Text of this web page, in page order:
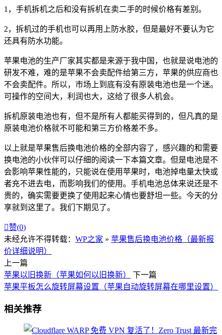
1，手机拆机之后和没有拆机在卖二手的时候价格有差别。
2，拆机过的手机也可以再用上防水胶，但是最好不要认为它
还具有防水功能。
苹果电池的生产厂家其实都是来源于我中国，也就是说电池的
研发不难，难的是苹果不会卖配件给第三方，苹果的供应商也
不会卖配件。所以，市场上到底有没有原装电池也是一个迷。
可操作的空间大，利润也大，这给了很多人机会。
拆机原装电池也有，但不是所有人都能买得到的，但凡真的是
原装电池价格就不可能和第三方价格差不多。
以上就是苹果售后换电池价格的全部内容了，感兴趣的和需要
换电池的小伙伴可以仔细的阅读一下本篇文章。但是电池是不
会影响苹果性能的，只能说在使用苹果时，电池掉电量太快或
者充不进去电，而影响我们的使用。手机电池总体来说还是不
贵的，确实需要更换了使用起来心情也要舒坦一些。今天的分
享就到这里了。我们下期见了。
赞(0)
未经允许不得转载： WP之家 » 苹果售后换电池价格（最新报
价详细说明）
上一篇
苹果以旧换新（苹果如何以旧换新）
下一篇
苹果平板怎么旋转屏幕设置（苹果自动旋转屏幕在哪里设置）
相关推荐